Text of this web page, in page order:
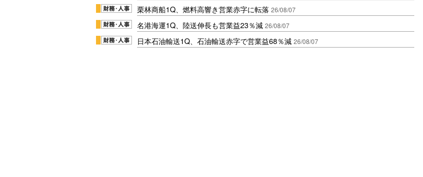
栗林商船1Q、燃料高響き営業赤字に転落 26/08/07
名港海運1Q、陸送伸長も営業益23％減 26/08/07
日本石油輸送1Q、石油輸送赤字で営業益68％減 26/08/07